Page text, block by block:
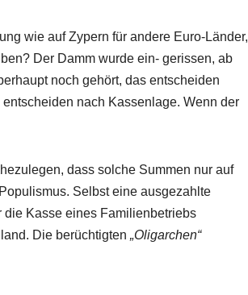
wie auf Zypern für andere Euro-Länder,
Der Damm wurde ein- gerissen, ab
noch gehört, das entscheiden
nach Kassenlage. Wenn der
dass solche Summen nur auf
Selbst eine ausgezahlte
die Kasse eines Familienbetriebs
Die berüchtigten „Oligarchen“